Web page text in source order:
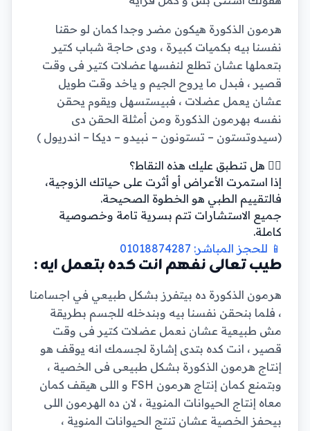
هرمون الذكورة هيكون مضر وجدا كمان لو حقنا
نفسنا بيه بكميات كبيرة ، ودى حاجة شباب كتير
بتعملها عشان تطلع لنفسها عضلات كتير فى وقت
قصير ، فبدل ما يروح الجيم و ياخد وقت طويل
عشان يعمل عضلات ، فبيستسهل ويقوم يحقن
نفسه بهرمون الذكورة ومن أمثلة الحقن دى
(سيدوتستون – تستونون – نبيدو – ديكا – اندريول )
👨‍⚕️ هل تنطبق عليك هذه النقاط؟
إذا استمرت الأعراض أو أثرت على حياتك الزوجية،
فالتقييم الطبي هو الخطوة الصحيحة.
جميع الاستشارات تتم بسرية تامة وخصوصية
كاملة.
📱 للحجز المباشر: 01018874287
طيب تعالى نفهم انت كده بتعمل ايه :
هرمون الذكورة ده بيتفرز بشكل طبيعي في اجسامنا
، فلما بنحقن نفسنا بيه وبندخله للجسم بطريقة
مش طبيعية عشان نعمل عضلات كتير فى وقت
قصير ، انت كده بتدى إشارة لجسمك انه يوقف هو
إنتاج هرمون الذكورة بشكل طبيعى فى الخصية ،
وبتمنع كمان إنتاج هرمون FSH و اللى هيقف كمان
معاه إنتاج الحيوانات المنوية ، لان ده الهرمون اللى
بيحفز الخصية عشان تنتج الحيوانات المنوية ،